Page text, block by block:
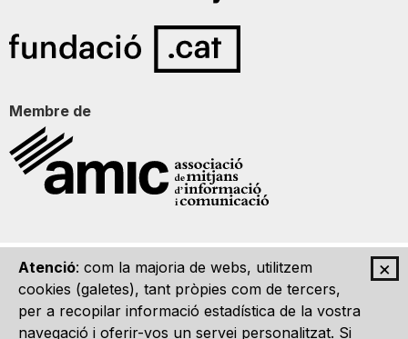
×
Atenció: com la majoria de webs, utilitzem
cookies (galetes), tant pròpies com de tercers,
per a recopilar informació estadística de la vostra
navegació i oferir-vos un servei personalitzat. Si
Membre de
Qui som Contacte Imatge Gràfica Avís legal